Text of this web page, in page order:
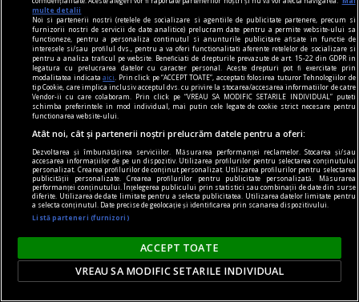
Mințile înfierbîntate
Cu alte cuvinte, cum diferă noile forme de
multe detalii
Noi si partenerii nostri (retelele de socializare si agentiile de publicitate partenere, precum si
furnizorii nostri de servicii de date analitice) prelucram date pentru a permite website-ului sa
functioneze, pentru a personaliza continutul si anunturile publicitare afisate in functie de
interesele si/sau profilul dvs., pentru a va oferi functionalitati aferente retelelor de socializare si
pentru a analiza traficul pe website. Beneficiati de drepturile prevazute de art. 15-22 din GDPR in
legatura cu prelucrarea datelor cu caracter personal. Aceste drepturi pot fi exercitate prin
modalitatea indicataaici
. Prin click pe “ACCEPT TOATE”, acceptati folosirea tuturor Tehnologiilor de
tip Cookie, care implica inclusiv acceptul dvs. cu privire la stocarea/accesarea informatiilor de catre
Vendor-ii cu care colaboram. Prin click pe “VREAU SA MODIFIC SETARILE INDIVIDUAL” puteti
schimba preferintele in mod individual, mai putin cele legate de cookie strict necesare pentru
functionarea website-ului.
Atât noi, cât și partenerii noștri prelucrăm datele pentru a oferi:
Dezvoltarea și îmbunătățirea serviciilor. Măsurarea performanței reclamelor. Stocarea și/sau
accesarea informațiilor de pe un dispozitiv. Utilizarea profilurilor pentru selectarea conținutului
personalizat. Crearea profilurilor de conținut personalizat. Utilizarea profilurilor pentru selectarea
publicității personalizate. Crearea profilurilor pentru publicitate personalizată. Măsurarea
performanței conținutului. Înțelegerea publicului prin statistici sau combinații de date din surse
diferite. Utilizarea de date limitate pentru a selecta publicitatea. Utilizarea datelor limitate pentru
a selecta conținutul. Date precise de geolocație și identificarea prin scanarea dispozitivului.
Listă parteneri (furnizori)
ACCEPT TOATE
VREAU SA MODIFIC SETARILE INDIVIDUAL